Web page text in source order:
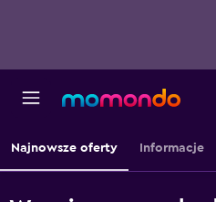
Najnowsze oferty Informacje